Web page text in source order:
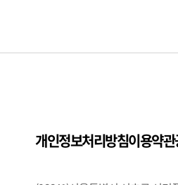
개인정보처리방침이용약관